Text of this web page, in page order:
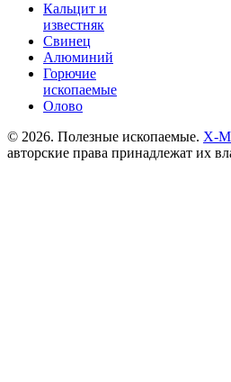
Кальцит и
известняк
Свинец
Алюминий
Горючие
ископаемые
Олово
© 2026. Полезные ископаемые. X-
авторские права принадлежат их